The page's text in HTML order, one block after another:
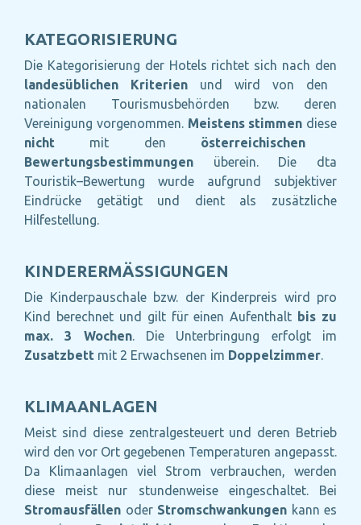
KATEGORISIERUNG
Die Kategorisierung der Hotels richtet sich nach den
landesüblichen Kriterien und wird von den
nationalen Tourismusbehörden bzw. deren
Vereinigung vorgenommen. Meistens stimmen diese
nicht mit den österreichischen
Bewertungsbestimmungen überein. Die dta
Touristik–Bewertung wurde aufgrund subjektiver
Eindrücke getätigt und dient als zusätzliche
Hilfestellung.
KINDERERMÄSSIGUNGEN
Die Kinderpauschale bzw. der Kinderpreis wird pro
Kind berechnet und gilt für einen Aufenthalt bis zu
max. 3 Wochen. Die Unterbringung erfolgt im
Zusatzbett mit 2 Erwachsenen im Doppelzimmer.
KLIMAANLAGEN
Meist sind diese zentralgesteuert und deren Betrieb
wird den vor Ort gegebenen Temperaturen angepasst.
Da Klimaanlagen viel Strom verbrauchen, werden
diese meist nur stundenweise eingeschaltet. Bei
Stromausfällen oder Stromschwankungen kann es